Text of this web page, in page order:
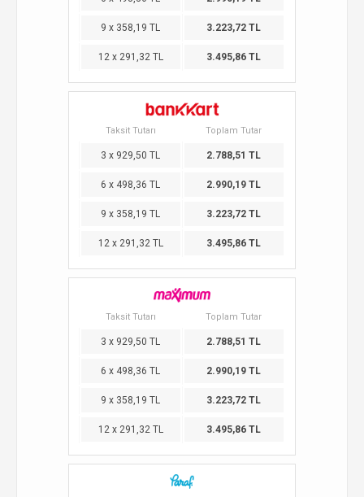
9 x 358,19 TL 3.223,72 TL
12 x 291,32 TL 3.495,86 TL
Taksit Tutarı Toplam Tutar
3 x 929,50 TL 2.788,51 TL
6 x 498,36 TL 2.990,19 TL
9 x 358,19 TL 3.223,72 TL
12 x 291,32 TL 3.495,86 TL
Taksit Tutarı Toplam Tutar
3 x 929,50 TL 2.788,51 TL
6 x 498,36 TL 2.990,19 TL
9 x 358,19 TL 3.223,72 TL
12 x 291,32 TL 3.495,86 TL